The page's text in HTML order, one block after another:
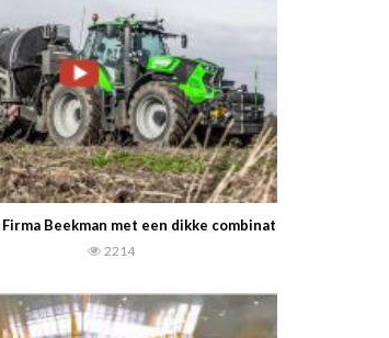
Beekman met een dikke combinatie, een Deutz-
2214